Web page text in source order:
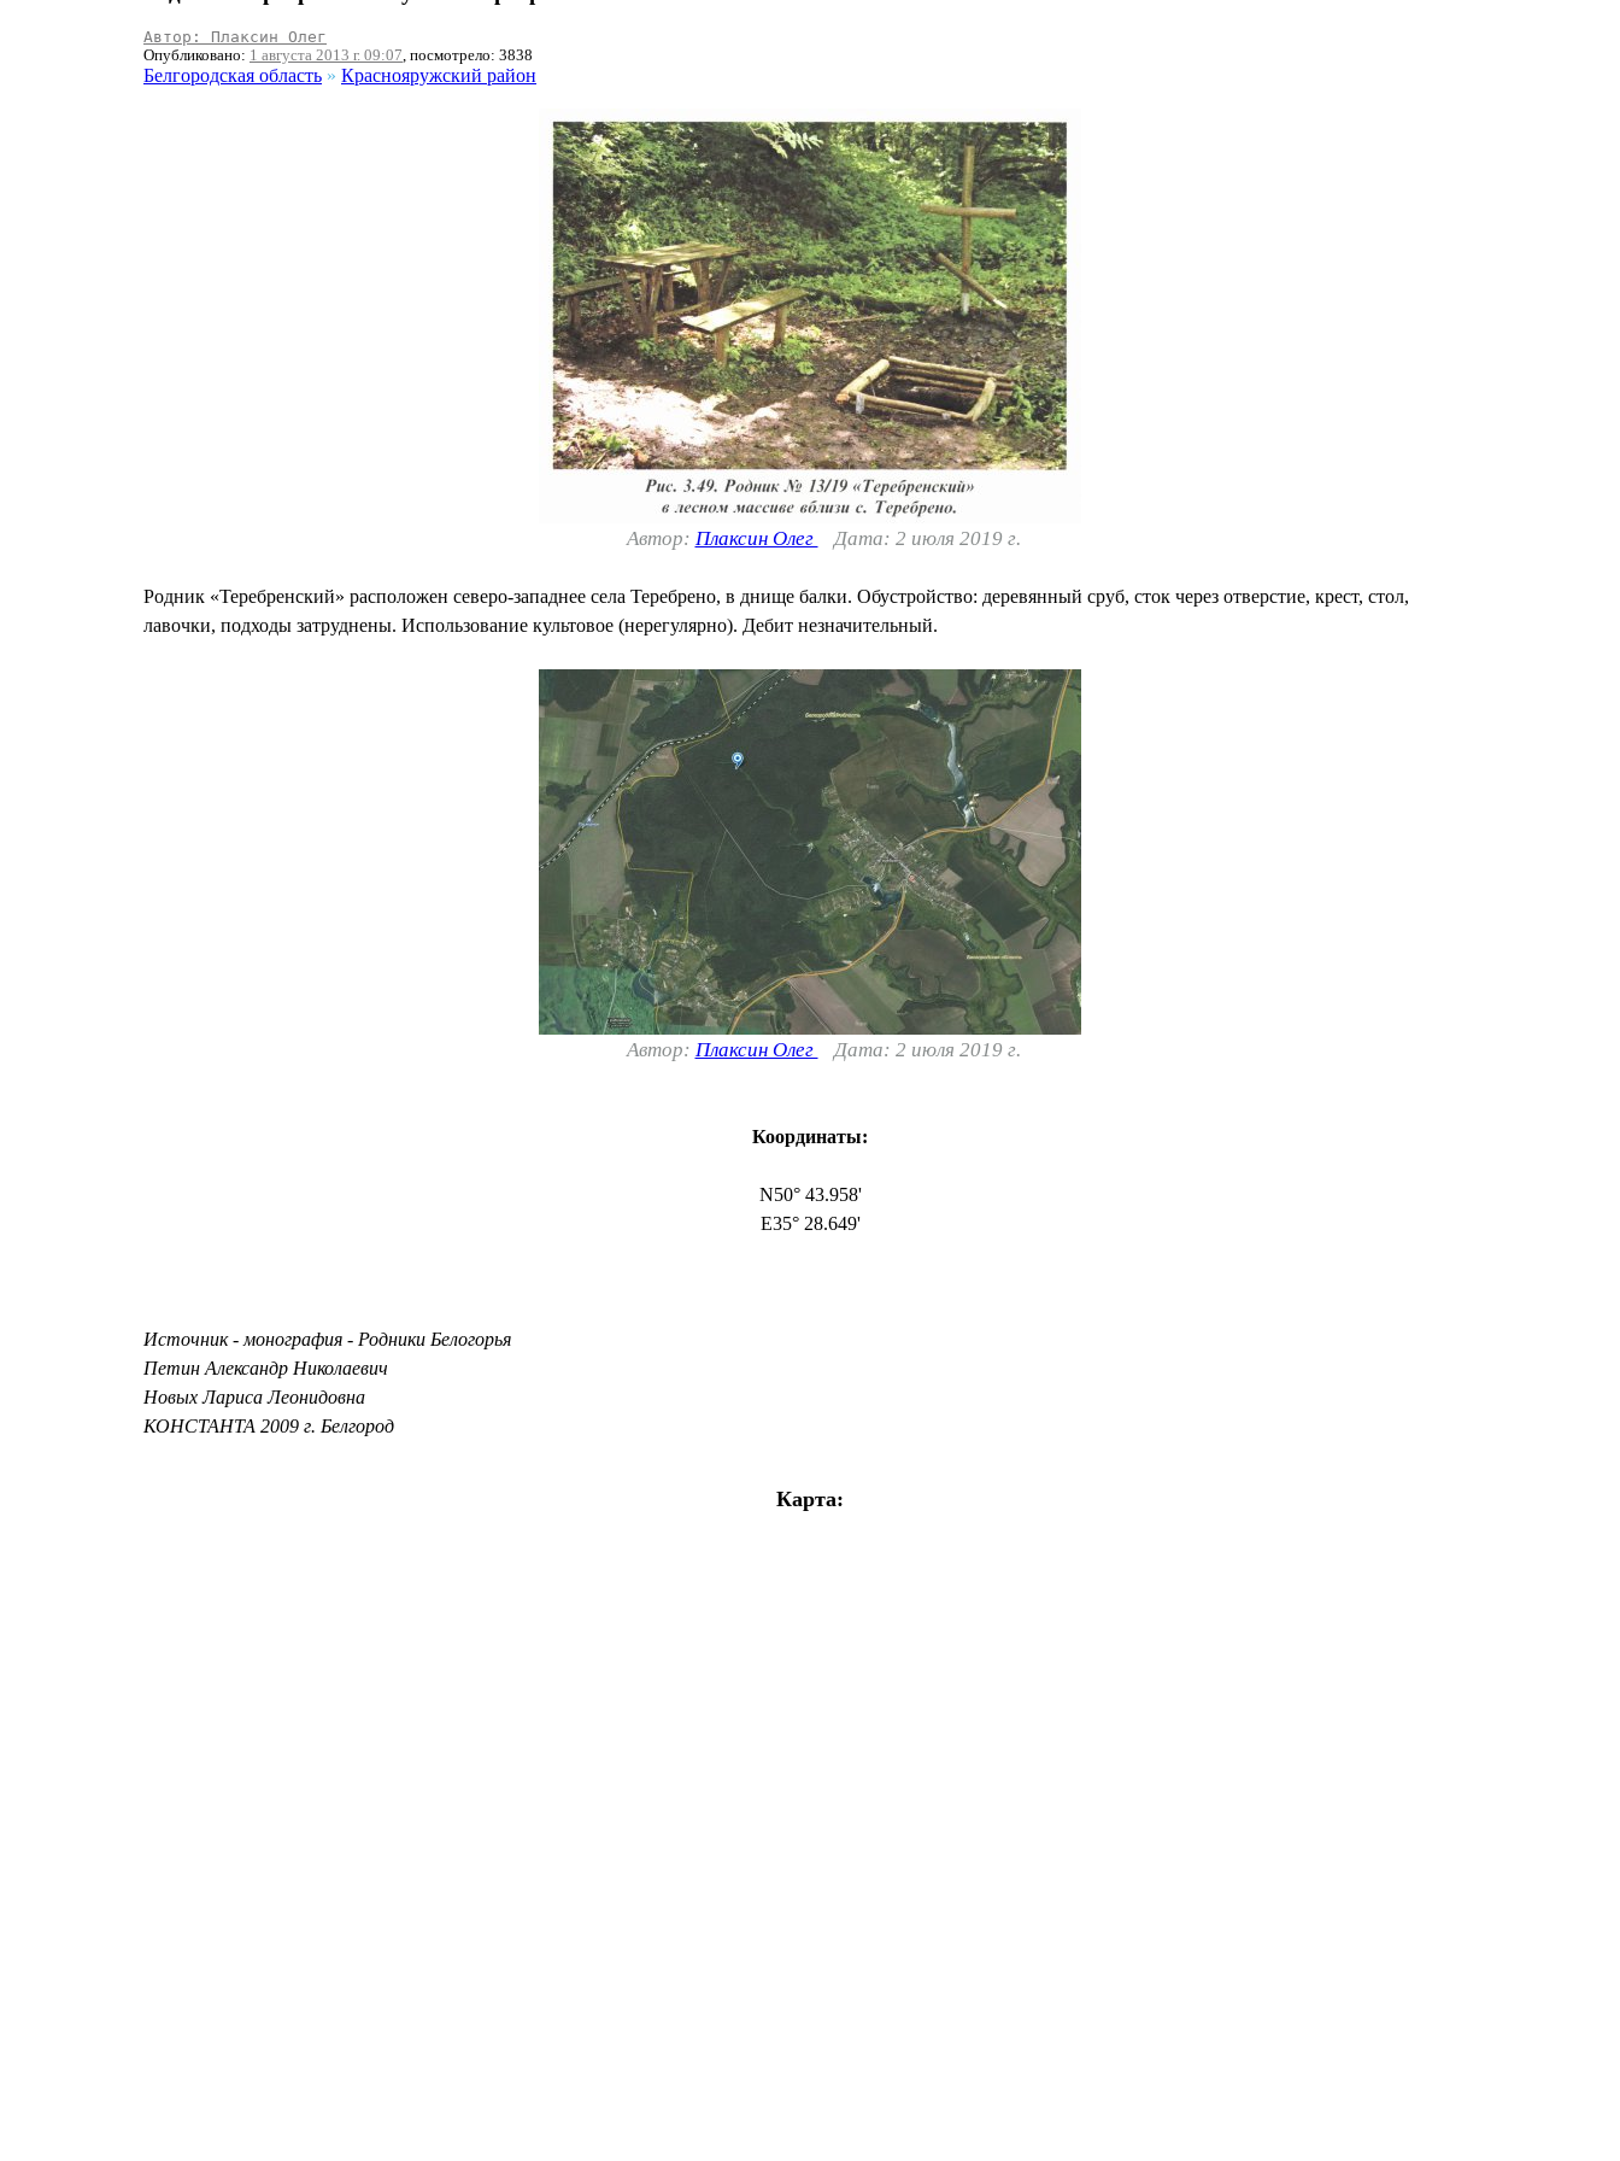
Автор: Плаксин Олег
Опубликовано: 1 августа 2013 г. 09:07, посмотрело: 3838
Белгородская область » Краснояружский район
Автор: Плаксин Олег Дата: 2 июля 2019 г.
Родник «Теребренский» расположен северо-западнее села Теребрено, в днище балки. Обустройство: деревянный сруб, сток через отверстие, крест, стол,
лавочки, подходы затруднены. Использование культовое (нерегулярно). Дебит незначительный.
Автор: Плаксин Олег Дата: 2 июля 2019 г.
Координаты:
N50° 43.958'
E35° 28.649'
Источник - монография - Родники Белогорья
Петин Александр Николаевич
Новых Лариса Леонидовна
КОНСТАНТА 2009 г. Белгород
Карта: